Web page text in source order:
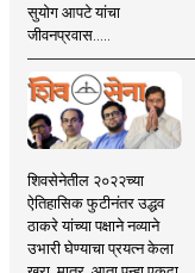
सुयोग आपटे यांचा
जीवनप्रवास.....
शिवसेनेतील २०२२च्या
ऐतिहासिक फुटीनंतर उद्धव
ठाकरे यांच्या पक्षाने नव्याने
उभारी घेण्याचा प्रयत्न केला